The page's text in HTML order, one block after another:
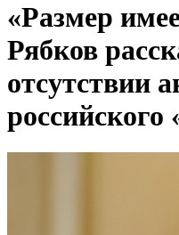
«Размер
Рябков
отсутствии